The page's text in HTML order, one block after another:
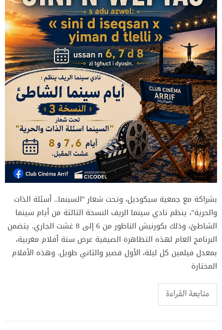
بشراكة مع جمعية سيكوديل، وتحت شعار "السينما.. أسئلة الذات
والحرية"، ينظم نادي سينما الريف النسخة الثالثة من أيام سينما
الشاطئ، وذلك بكورنيش الناظور من 6 إلى 8 غشت الجاري. يتضمن
البرنامج العام لهذه التظاهرة الصيفية عرض ستة أفلام مغربية،
بمعدل فيلمين كل ليلة، الأول قصير والثاني طويل. وهذه الأفلام
المختارة
متابعة القراءة